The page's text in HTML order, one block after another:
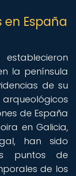
España
la península
de su
de España
en Galicia,
han sido
puntos de
de los